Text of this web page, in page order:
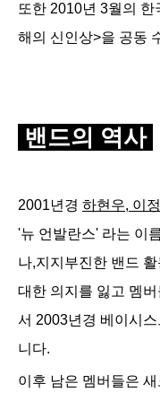
또한 2010년 3월의
해의 신인상>을 공동
밴드의 역사
2001년경 하현우, 이
'뉴 언발란스' 라는 이
나,지지부진한 밴드
대한 의지를 잃고 멤
서 2003년경 베이시
니다.
이후 남은 멤버들은